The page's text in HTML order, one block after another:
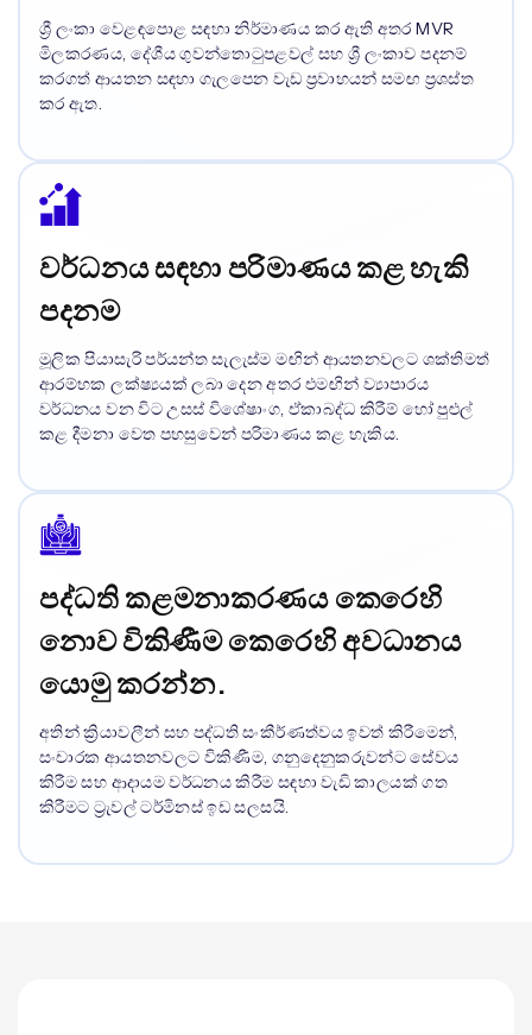
ශ්‍රී ලංකා වෙළඳපොළ සඳහා නිර්මාණය කර ඇති අතර MVR
මිලකරණය, දේශීය ගුවන්තොටුපළවල් සහ ශ්‍රී ලංකාව පදනම්
කරගත් ආයතන සඳහා ගැලපෙන වැඩ ප්‍රවාහයන් සමඟ ප්‍රශස්ත
කර ඇත.
වර්ධනය සඳහා පරිමාණය කළ හැකි
පදනම
මූලික පියාසැරි පර්යන්ත සැලැස්ම මඟින් ආයතනවලට ශක්තිමත්
ආරම්භක ලක්ෂ්‍යයක් ලබා දෙන අතර එමඟින් ව්‍යාපාරය
වර්ධනය වන විට උසස් විශේෂාංග, ඒකාබද්ධ කිරීම් හෝ පුළුල්
කළ දීමනා වෙත පහසුවෙන් පරිමාණය කළ හැකිය.
පද්ධති කළමනාකරණය කෙරෙහි
නොව විකිණීම කෙරෙහි අවධානය
යොමු කරන්න.
අතින් ක්‍රියාවලීන් සහ පද්ධති සංකීර්ණත්වය ඉවත් කිරීමෙන්,
සංචාරක ආයතනවලට විකිණීම, ගනුදෙනුකරුවන්ට සේවය
කිරීම සහ ආදායම වර්ධනය කිරීම සඳහා වැඩි කාලයක් ගත
කිරීමට ට්‍රැවල් ටර්මිනස් ඉඩ සලසයි.